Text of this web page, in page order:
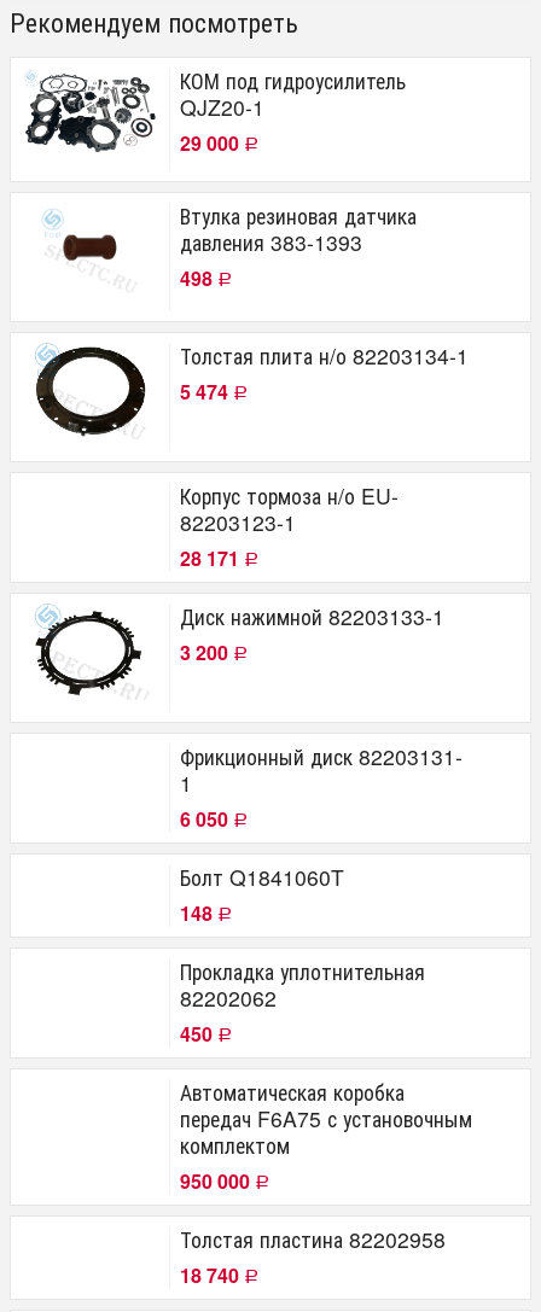
Рекомендуем посмотреть
КОМ под гидроусилитель
QJZ20-1
29 000 Р
Втулка резиновая датчика
давления 383-1393
498 Р
Толстая плита н/о 82203134-1
5 474 Р
Корпус тормоза н/о EU-
82203123-1
28 171 Р
Диск нажимной 82203133-1
3 200 Р
Фрикционный диск 82203131-
1
6 050 Р
Болт Q1841060T
148 Р
Прокладка уплотнительная
82202062
450 Р
Автоматическая коробка
передач F6A75 с установочным
комплектом
950 000 Р
Толстая пластина 82202958
18 740 Р